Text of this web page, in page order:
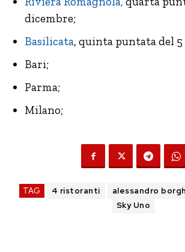
dicembre;
Basilicata, quinta puntata del 5
Bari;
Parma;
Milano;
TAG 4 ristoranti alessandro
Sky Uno